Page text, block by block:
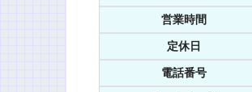
営業時間
定休日
電話番号